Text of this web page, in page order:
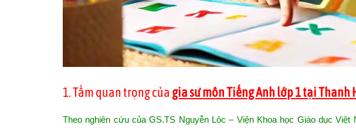
1. Tầm quan trọng của gia sư môn Tiếng Anh lớp 1 tại Thanh
Theo nghiên cứu của GS.TS Nguyễn Lộc – Viện Khoa học Giáo dục